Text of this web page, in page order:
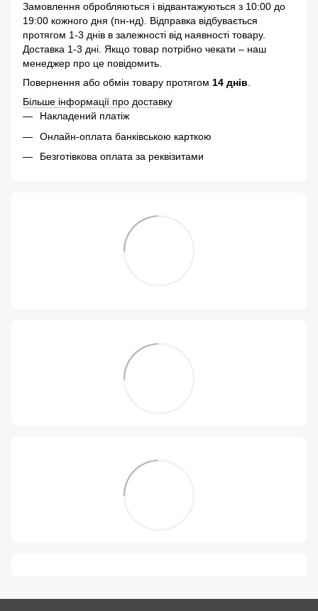
Замовлення обробляються і відвантажуються з 10:00 до
19:00 кожного дня (пн-нд). Відправка відбувається
протягом 1-3 днів в залежності від наявності товару.
Доставка 1-3 дні. Якщо товар потрібно чекати – наш
менеджер про це повідомить.
Повернення або обмін товару протягом 14 днів.
Більше інформації про доставку
Накладений платіж
Онлайн-оплата банківською карткою
Безготівкова оплата за реквізитами